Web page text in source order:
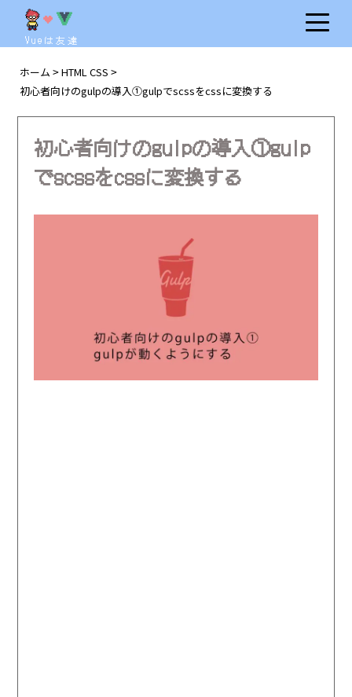
Vueは友達
ホーム > HTML CSS >
初心者向けのgulpの導入①gulpでscssをcssに変換する
初心者向けのgulpの導入①gulp
でscssをcssに変換する